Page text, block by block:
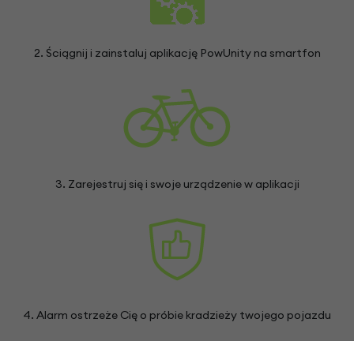
2. Ściągnij i zainstaluj aplikację PowUnity na smartfon
3. Zarejestruj się i swoje urządzenie w aplikacji
4. Alarm ostrzeże Cię o próbie kradzieży twojego pojazdu